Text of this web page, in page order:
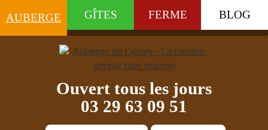
AUBERGE GÎTES FERME BLOG
Ouvert tous les jours
03 29 63 09 51